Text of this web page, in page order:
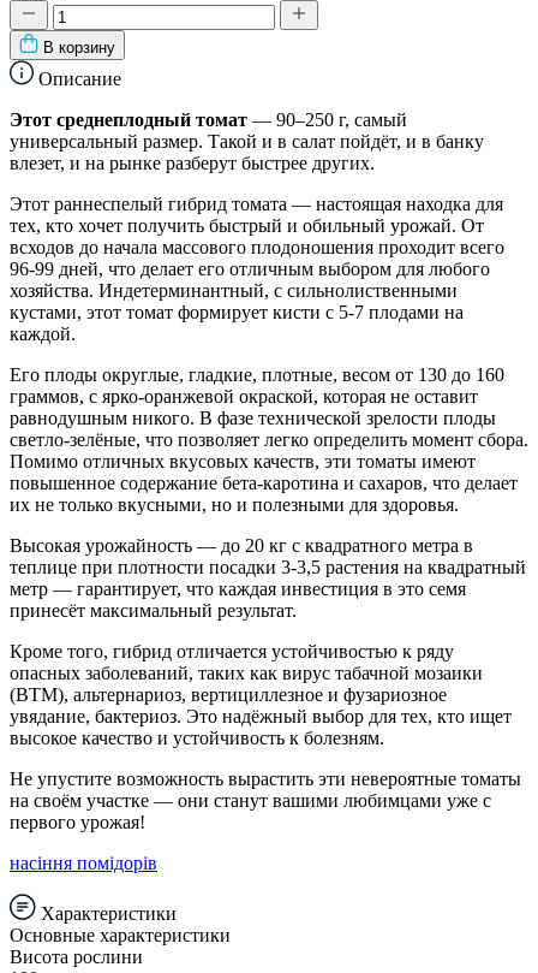
В корзину
Описание
Этот среднеплодный томат — 90–250 г, самый
универсальный размер. Такой и в салат пойдёт, и в банку
влезет, и на рынке разберут быстрее других.
Этот раннеспелый гибрид томата — настоящая находка для
тех, кто хочет получить быстрый и обильный урожай. От
всходов до начала массового плодоношения проходит всего
96-99 дней, что делает его отличным выбором для любого
хозяйства. Индетерминантный, с сильнолиственными
кустами, этот томат формирует кисти с 5-7 плодами на
каждой.
Его плоды округлые, гладкие, плотные, весом от 130 до 160
граммов, с ярко-оранжевой окраской, которая не оставит
равнодушным никого. В фазе технической зрелости плоды
светло-зелёные, что позволяет легко определить момент сбора.
Помимо отличных вкусовых качеств, эти томаты имеют
повышенное содержание бета-каротина и сахаров, что делает
их не только вкусными, но и полезными для здоровья.
Высокая урожайность — до 20 кг с квадратного метра в
теплице при плотности посадки 3-3,5 растения на квадратный
метр — гарантирует, что каждая инвестиция в это семя
принесёт максимальный результат.
Кроме того, гибрид отличается устойчивостью к ряду
опасных заболеваний, таких как вирус табачной мозаики
(ВТМ), альтернариоз, вертициллезное и фузариозное
увядание, бактериоз. Это надёжный выбор для тех, кто ищет
высокое качество и устойчивость к болезням.
Не упустите возможность вырастить эти невероятные томаты
на своём участке — они станут вашими любимцами уже с
первого урожая!
насіння помідорів
Характеристики
Основные характеристики
Висота рослини